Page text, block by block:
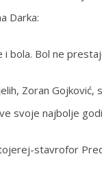
Darka:
bola. Bol ne
Zoran
svoje najbolje
stavrofor